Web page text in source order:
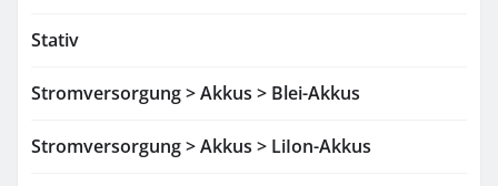
Stativ
Stromversorgung > Akkus > Blei-Akkus
Stromversorgung > Akkus > LiIon-Akkus